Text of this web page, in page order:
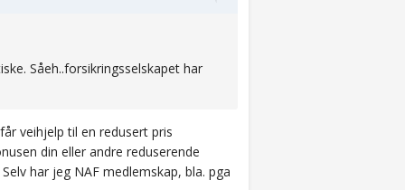
Såeh..forsikringsselskapet har
veihjelp til en redusert pris
din eller andre reduserende
har jeg NAF medlemskap, bla. pga